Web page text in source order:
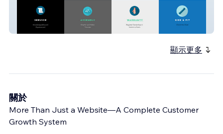
Bike Aid Online
顯示更多
關於
More Than Just a Website—A Complete Customer
Growth System